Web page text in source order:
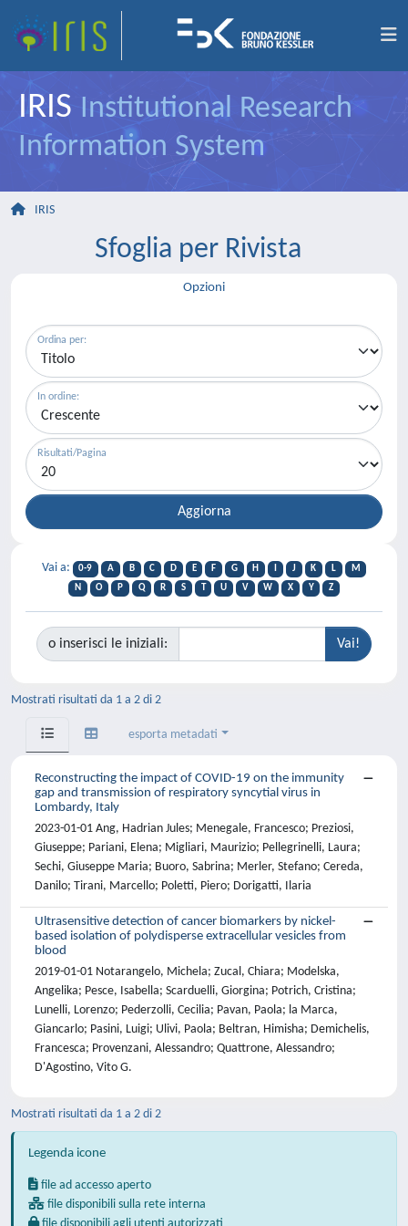
IRIS Institutional Research
Information System
IRIS
Sfoglia per Rivista
Opzioni
Ordina per:
In ordine:
Risultati/Pagina
Vai a: 0-9 A B C D E F G H J K L
M
N
O P Q R S T U V W X Y Z
o inserisci le iniziali:
Mostrati risultati da 1 a 2 di 2
esporta metadati
Reconstructing the impact of COVID-19 on the immunity
gap and transmission of respiratory syncytial virus in
Lombardy, Italy
2023-01-01 Ang, Hadrian Jules; Menegale, Francesco; Preziosi,
Giuseppe; Pariani, Elena; Migliari, Maurizio; Pellegrinelli, Laura;
Sechi, Giuseppe Maria; Buoro, Sabrina; Merler, Stefano; Cereda,
Danilo; Tirani, Marcello; Poletti, Piero; Dorigatti, Ilaria
Ultrasensitive detection of cancer biomarkers by nickel-
based isolation of polydisperse extracellular vesicles from
blood
2019-01-01 Notarangelo, Michela; Zucal, Chiara; Modelska,
Angelika; Pesce, Isabella; Scarduelli, Giorgina; Potrich, Cristina;
Lunelli, Lorenzo; Pederzolli, Cecilia; Pavan, Paola; la Marca,
Giancarlo; Pasini, Luigi; Ulivi, Paola; Beltran, Himisha; Demichelis,
Francesca; Provenzani, Alessandro; Quattrone, Alessandro;
D'Agostino, Vito G.
Mostrati risultati da 1 a 2 di 2
Legenda icone
file ad accesso aperto
file disponibili sulla rete interna